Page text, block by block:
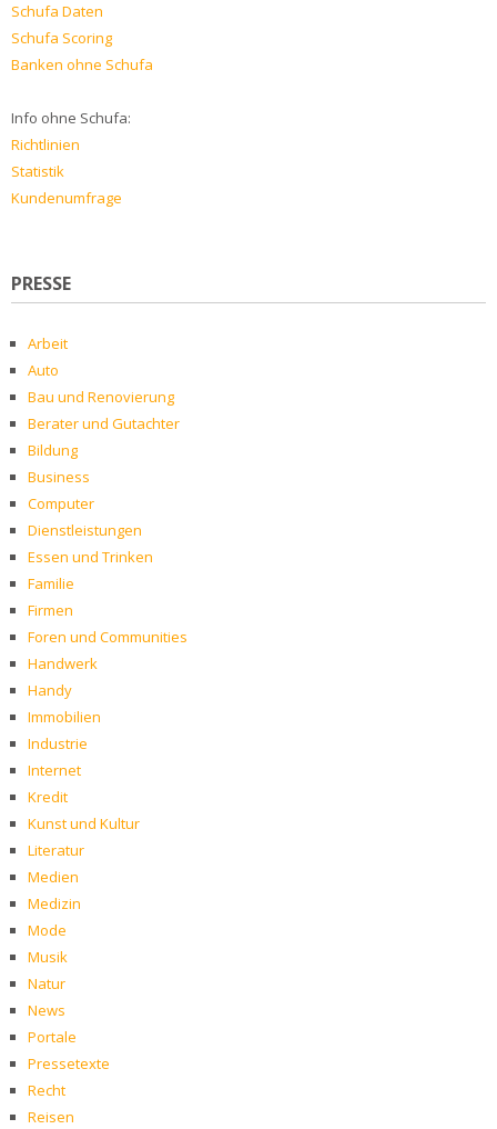
Schufa Daten
Schufa Scoring
Banken ohne Schufa
Info ohne Schufa:
Richtlinien
Statistik
Kundenumfrage
PRESSE
Arbeit
Auto
Bau und Renovierung
Berater und Gutachter
Bildung
Business
Computer
Dienstleistungen
Essen und Trinken
Familie
Firmen
Foren und Communities
Handwerk
Handy
Immobilien
Industrie
Internet
Kredit
Kunst und Kultur
Literatur
Medien
Medizin
Mode
Musik
Natur
News
Portale
Pressetexte
Recht
Reisen